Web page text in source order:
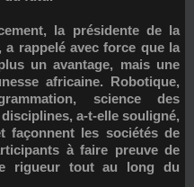
la présidente de la
a rappelé avec force que la
un avantage, mais une
africaine. Robotique,
science des
a-t-elle souligné,
façonnent les sociétés de
à faire preuve de
rigueur tout au long du